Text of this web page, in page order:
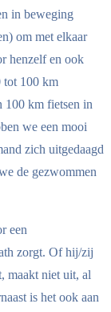
in beweging
om met elkaar
henzelf en ook
tot 100 km
100 km fietsen in
we een mooi
zich uitgedaagd
de gezwommen
een
zorgt. Of hij/zij
maakt niet uit, al
is het ook aan